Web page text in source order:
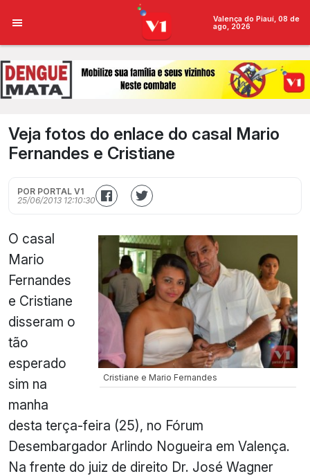
Valença do Piauí, 08 de
ago, 2026
Veja fotos do enlace do casal Mario
Fernandes e Cristiane
POR PORTAL V1
25/06/2013 12:10:30
Cristiane e Mario Fernandes
O casal
Mario
Fernandes
e Cristiane
disseram o
tão
esperado
sim na
manha
desta terça-feira (25), no Fórum
Desembargador Arlindo Nogueira em Valença.
Na frente do juiz de direito Dr. José Wagner